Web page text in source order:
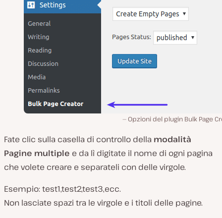
Opzioni del plugin Bulk Page
Fate clic sulla casella di controllo della modalità
Pagine multiple e da lì digitate il nome di ogni pagina
che volete creare e separateli con delle virgole.
Esempio: test1,test2,test3,ecc.
Non lasciate spazi tra le virgole e i titoli delle pagine.